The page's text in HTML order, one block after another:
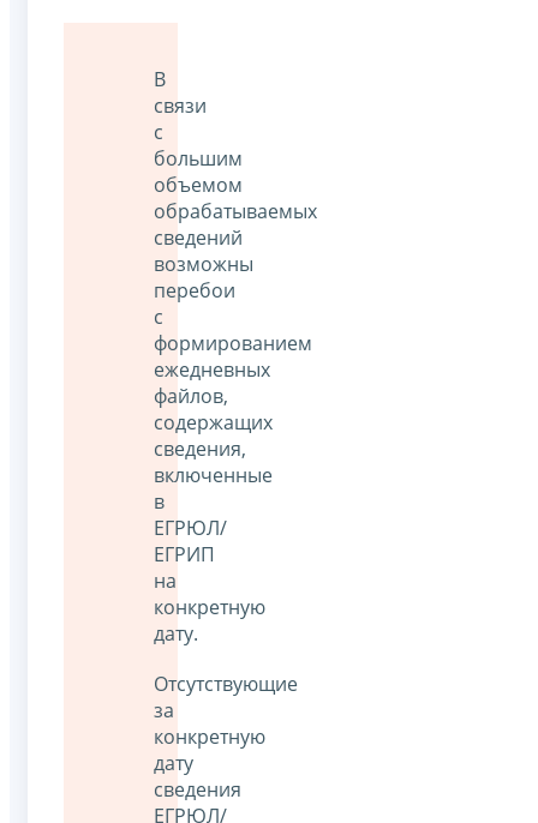
В
связи
с
большим
объемом
обрабатываемых
сведений
возможны
перебои
с
формированием
ежедневных
файлов,
содержащих
сведения,
включенные
в
ЕГРЮЛ/
ЕГРИП
на
конкретную
дату.
Отсутствующие
за
конкретную
дату
сведения
ЕГРЮЛ/